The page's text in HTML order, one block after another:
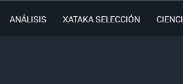
ANÁLISIS XATAKA SELECCIÓN